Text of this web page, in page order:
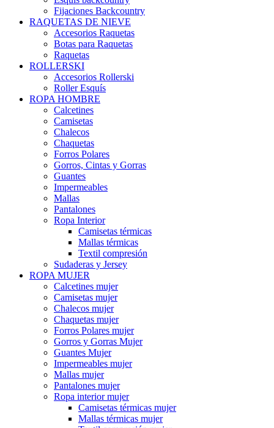
Fijaciones Backcountry
RAQUETAS DE NIEVE
Accesorios Raquetas
Botas para Raquetas
Raquetas
ROLLERSKI
Accesorios Rollerski
Roller Esquís
ROPA HOMBRE
Calcetines
Camisetas
Chalecos
Chaquetas
Forros Polares
Gorros, Cintas y Gorras
Guantes
Impermeables
Mallas
Pantalones
Ropa Interior
Camisetas térmicas
Mallas térmicas
Textil compresión
Sudaderas y Jersey
ROPA MUJER
Calcetines mujer
Camisetas mujer
Chalecos mujer
Chaquetas mujer
Forros Polares mujer
Gorros y Gorras Mujer
Guantes Mujer
Impermeables mujer
Mallas mujer
Pantalones mujer
Ropa interior mujer
Camisetas térmicas mujer
Mallas térmicas mujer